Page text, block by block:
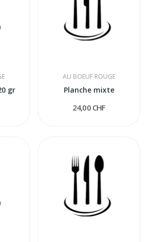
boeuf 220 gr
AU BOEUF ROUGE
Planche mixte
24,00 CHF